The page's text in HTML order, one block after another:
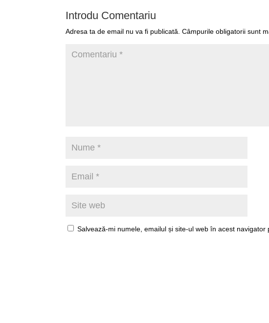
Introdu Comentariu
Adresa ta de email nu va fi publicată. Câmpurile obligatorii sunt
Salvează-mi numele, emailul și site-ul web în acest